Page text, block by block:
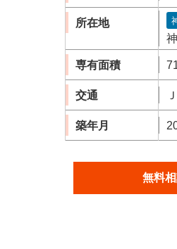
所在地
専有面積
交通
築年月
無料